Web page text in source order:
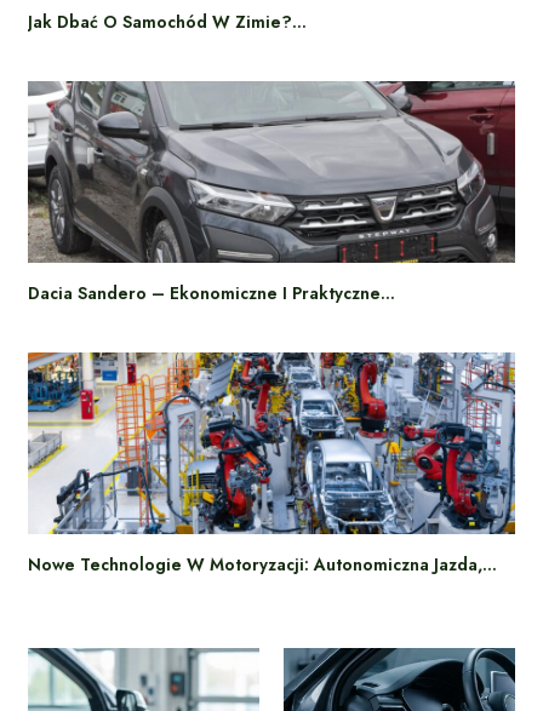
Jak Dbać O Samochód W Zimie?…
Dacia Sandero – Ekonomiczne I Praktyczne…
Nowe Technologie W Motoryzacji: Autonomiczna Jazda,…